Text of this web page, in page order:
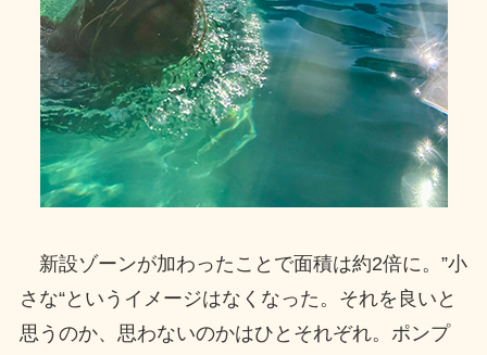
新設ゾーンが加わったことで面積は約2倍に。”小
さな“というイメージはなくなった。それを良いと
思うのか、思わないのかはひとそれぞれ。ポンプ